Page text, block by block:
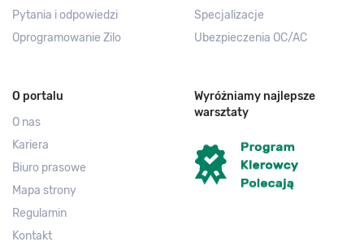
Pytania i odpowiedzi
Oprogramowanie Zilo
Specjalizacje
Ubezpieczenia OC/AC
O portalu
O nas
Kariera
Biuro prasowe
Mapa strony
Regulamin
Kontakt
Wyróżniamy najlepsze
warsztaty